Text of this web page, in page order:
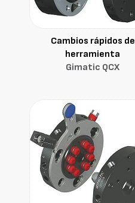
Cambios rápidos de
herramienta
Gimatic QCX